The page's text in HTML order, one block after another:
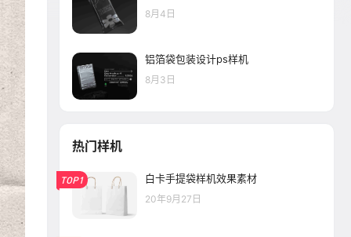
8月4日
铝箔袋包装设计ps样机
8月3日
热门样机
TOP1 白卡手提袋样机效果素材
20年9月27日